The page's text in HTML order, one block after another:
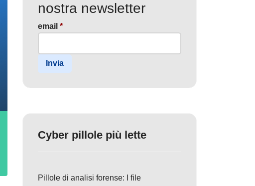
nostra newsletter
email *
Invia
Cyber pillole più lette
Pillole di analisi forense: I file